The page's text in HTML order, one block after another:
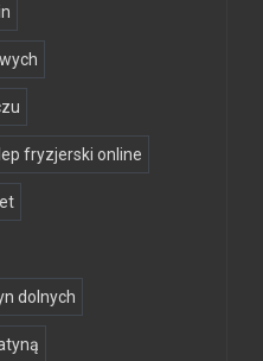
fryzjerski online
dolnych